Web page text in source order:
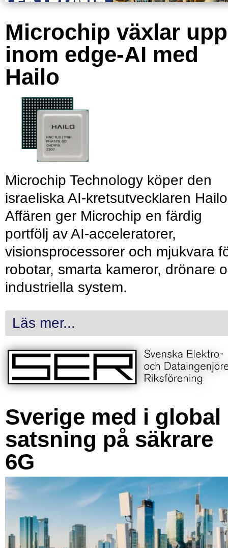
Microchip växlar upp
inom edge-AI med
Hailo
Microchip Technology köper den
israeliska AI-kretsutvecklaren
Affären ger Microchip en färdig
portfölj av AI-acceleratorer,
visionsprocessorer och mjukvara
robotar, smarta kameror, drönare
industriella system.
Läs mer...
Sverige med i global
satsning på säkrare
6G